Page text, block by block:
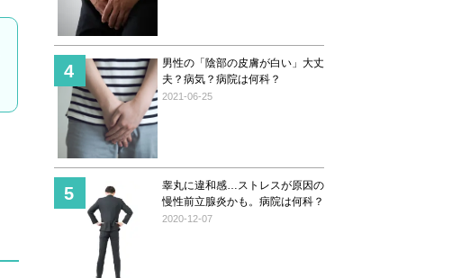
男性の「陰部の皮膚が白い」大丈
夫？病気？病院は何科？
2021-06-25
睾丸に違和感…ストレスが原因の
慢性前立腺炎かも。病院は何科？
2020-12-07